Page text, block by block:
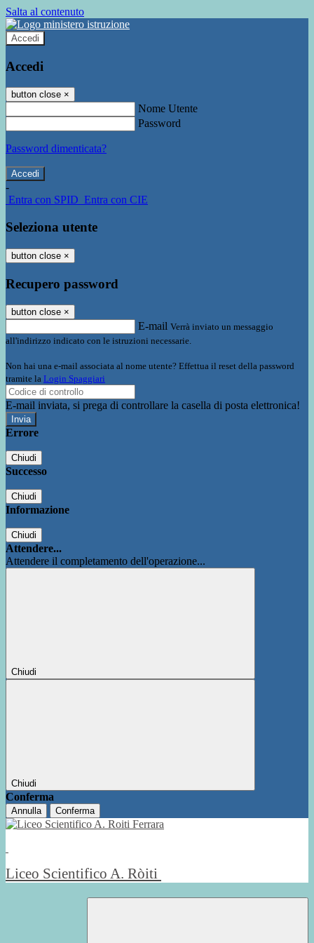
Salta al contenuto
Accedi
Accedi
button close ×
Nome Utente
Password
Password dimenticata?
-
Entra con SPID Entra con CIE
Seleziona utente
button close ×
Recupero password
button close ×
E-mail Verrà inviato un messaggio
all'indirizzo indicato con le istruzioni necessarie.
Non hai una e-mail associata al nome utente? Effettua il reset della password
tramite la Login Spaggiari
E-mail inviata, si prega di controllare la casella di posta elettronica!
Errore
Chiudi
Successo
Chiudi
Informazione
Chiudi
Attendere...
Attendere il completamento dell'operazione...
Chiudi
Chiudi
Conferma
Annulla Conferma
Liceo Scientifico A. Ròiti